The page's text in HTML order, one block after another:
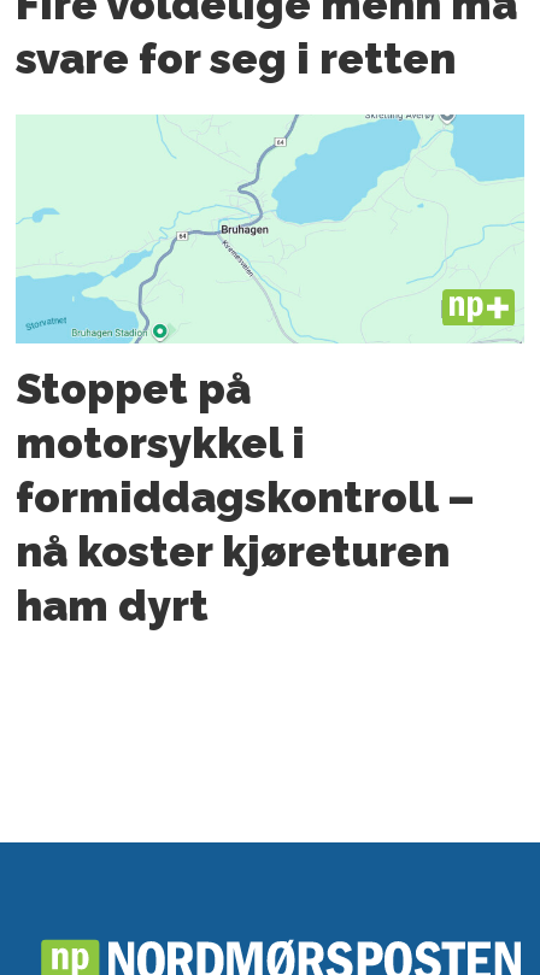
svare for seg i retten
PLUS
Stoppet på
motorsykkel i
formiddagskontroll –
nå koster kjøreturen
ham dyrt